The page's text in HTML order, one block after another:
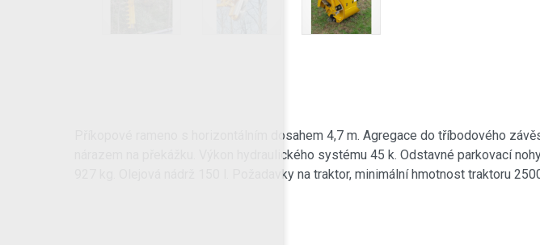
Příkopové rameno s horizontálním dosahem 4,7 m. Agregace do tříbodového
nárazem na překážku. Výkon hydraulického systému 45 k. Odstavné parkovací
927 kg. Olejová nádrž 150 l. Požadavky na traktor, minimální hmotnost traktoru